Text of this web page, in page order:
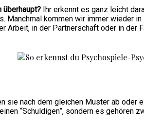
Ihr erkennt es ganz leicht
Manchmal kommen wir immer wieder
Arbeit, in der Partnerschaft oder in der
sie nach dem gleichen Muster ab
“Schuldigen”, sondern es gehören